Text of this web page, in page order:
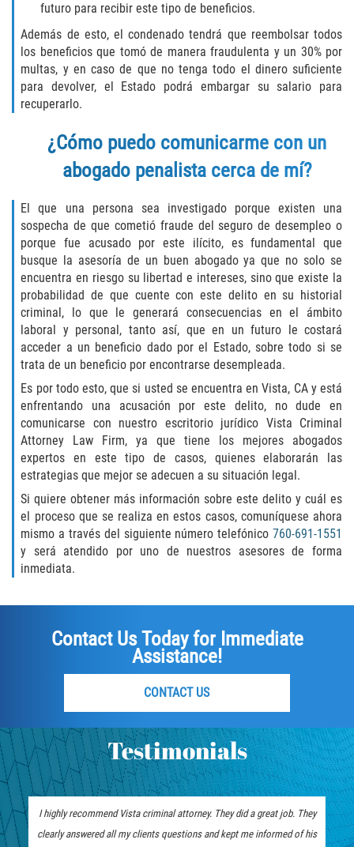
Workers Comp Fraud
Other Crimes
Damaging Phone Lines
Petition to Vacate Murder Conviction
Record Expungement
Sex Crimes
Indecent Exposure
Prostitution and Solicitation
Rape
Sexual Battery
Statutory Rape
Lewd Acts on a Child
Lewd Conduct in Public
Theft Crimes
Burglary of a Safe or Vault
Embezzlement
Grand Theft
Petty Theft
Receiving Stolen Property
futuro para recibir este tipo de beneficios.
Además de esto, el condenado tendrá que reembolsar todos
los beneficios que tomó de manera fraudulenta y un 30% por
multas, y en caso de que no tenga todo el dinero suficiente
para devolver, el Estado podrá embargar su salario para
recuperarlo.
¿Cómo puedo comunicarme con un
abogado penalista cerca de mí?
El que una persona sea investigado porque existen una
sospecha de que cometió fraude del seguro de desempleo o
porque fue acusado por este ilícito, es fundamental que
busque la asesoría de un buen abogado ya que no solo se
encuentra en riesgo su libertad e intereses, sino que existe la
probabilidad de que cuente con este delito en su historial
criminal, lo que le generará consecuencias en el ámbito
laboral y personal, tanto así, que en un futuro le costará
acceder a un beneficio dado por el Estado, sobre todo si se
trata de un beneficio por encontrarse desempleada.
Es por todo esto, que si usted se encuentra en Vista, CA y está
enfrentando una acusación por este delito, no dude en
comunicarse con nuestro escritorio jurídico Vista Criminal
Attorney Law Firm, ya que tiene los mejores abogados
expertos en este tipo de casos, quienes elaborarán las
estrategias que mejor se adecuen a su situación legal.
Si quiere obtener más información sobre este delito y cuál es
el proceso que se realiza en estos casos, comuníquese ahora
mismo a través del siguiente número telefónico 760-691-1551
y será atendido por uno de nuestros asesores de forma
inmediata.
Contact Us Today for Immediate
Assistance!
CONTACT US
Testimonials
I highly recommend Vista criminal attorney. They did a great job. They
clearly answered all my clients questions and kept me informed of his